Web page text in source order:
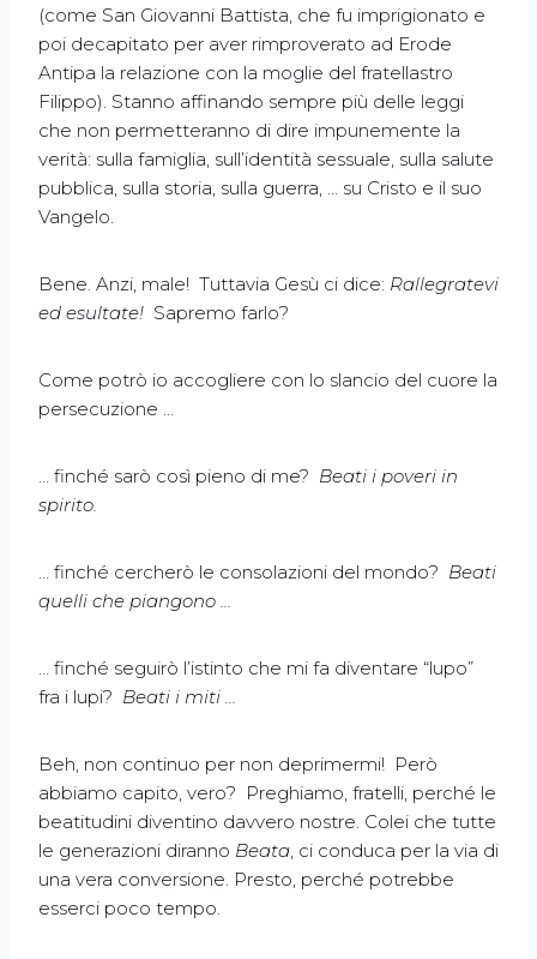
(come San Giovanni Battista, che fu imprigionato e
poi decapitato per aver rimproverato ad Erode
Antipa la relazione con la moglie del fratellastro
Filippo). Stanno affinando sempre più delle leggi
che non permetteranno di dire impunemente la
verità: sulla famiglia, sull’identità sessuale, sulla salute
pubblica, sulla storia, sulla guerra, … su Cristo e il suo
Vangelo.
Bene. Anzi, male! Tuttavia Gesù ci dice: Rallegratevi
ed esultate! Sapremo farlo?
Come potrò io accogliere con lo slancio del cuore la
persecuzione …
… finché sarò così pieno di me? Beati i poveri in
spirito.
… finché cercherò le consolazioni del mondo? Beati
quelli che piangono …
… finché seguirò l’istinto che mi fa diventare “lupo”
fra i lupi? Beati i miti …
Beh, non continuo per non deprimermi! Però
abbiamo capito, vero? Preghiamo, fratelli, perché le
beatitudini diventino davvero nostre. Colei che tutte
le generazioni diranno Beata, ci conduca per la via di
una vera conversione. Presto, perché potrebbe
esserci poco tempo.